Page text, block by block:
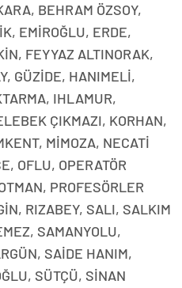
BEHRAM ÖZSOY,
EMİROĞLU, ERDE,
FEYYAZ ALTINORAK,
GÜZİDE, HANIMELİ,
IHLAMUR,
ÇIKMAZI, KORHAN,
MİMOZA, NECATİ
OFLU, OPERATÖR
PROFESÖRLER
RIZABEY, SALI, SALKIM
SAMANYOLU,
SAİDE HANIM,
SÜTÇÜ, SİNAN